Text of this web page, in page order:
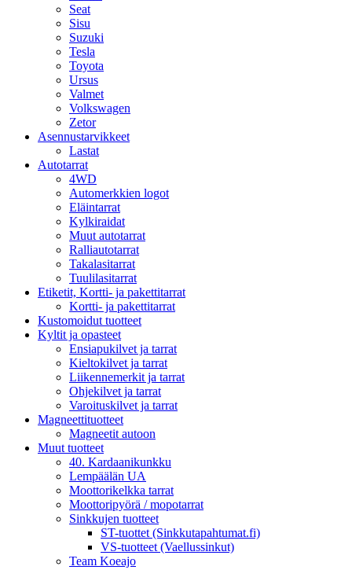
Seat
Sisu
Suzuki
Tesla
Toyota
Ursus
Valmet
Volkswagen
Zetor
Asennustarvikkeet
Lastat
Autotarrat
4WD
Automerkkien logot
Eläintarrat
Kylkiraidat
Muut autotarrat
Ralliautotarrat
Takalasitarrat
Tuulilasitarrat
Etiketit, Kortti- ja pakettitarrat
Kortti- ja pakettitarrat
Kustomoidut tuotteet
Kyltit ja opasteet
Ensiapukilvet ja tarrat
Kieltokilvet ja tarrat
Liikennemerkit ja tarrat
Ohjekilvet ja tarrat
Varoituskilvet ja tarrat
Magneettituotteet
Magneetit autoon
Muut tuotteet
40. Kardaanikunkku
Lempäälän UA
Moottorikelkka tarrat
Moottoripyörä / mopotarrat
Sinkkujen tuotteet
ST-tuottet (Sinkkutapahtumat.fi)
VS-tuotteet (Vaellussinkut)
Team Koeajo